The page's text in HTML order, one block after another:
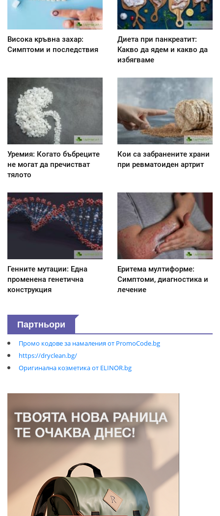
Висока кръвна захар:
Симптоми и последствия
Диета при панкреатит:
Kакво да ядем и какво да
избягваме
Уремия: Когато бъбреците
не могат да пречистват
тялото
Кои са забранените храни
при ревматоиден артрит
Генните мутации: Една
променена генетична
конструкция
Еритема мултиформе:
Симптоми, диагностика и
лечение
Партньори
Промо кодове за намаления от PromoCode.bg
https://dryclean.bg/
Оригинална козметика от ELINOR.bg